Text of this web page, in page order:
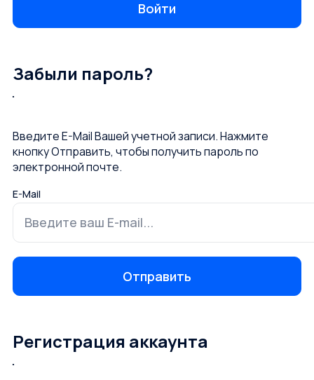
Забыли пароль?
Введите E-Mail Вашей учетной записи. Нажмите
кнопку Отправить, чтобы получить пароль по
электронной почте.
E-Mail
Регистрация аккаунта